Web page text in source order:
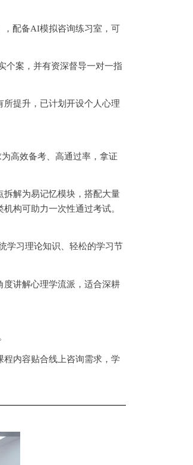
，配备AI模拟咨询练习室，可
个案，并有资深督导一对一指
提升，已计划开设个人心理
高效备考、高通过率，拿证
拆解为易记忆模块，搭配大量
构可助力一次性通过考试。
学习理论知识、轻松的学习节
度讲解心理学流派，适合深耕
程内容贴合线上咨询需求，学